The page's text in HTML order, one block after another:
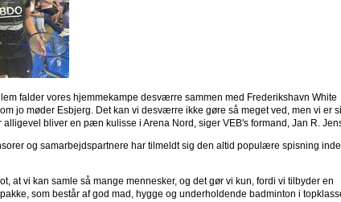
falder vores hjemmekampe desværre sammen med Frederikshavn White
jo møder Esbjerg. Det kan vi desværre ikke gøre så meget ved, men vi er
alligevel bliver en pæn kulisse i Arena Nord, siger VEB's formand, Jan R.
og samarbejdspartnere har tilmeldt sig den altid populære spisning
at vi kan samle så mange mennesker, og det gør vi kun, fordi vi tilbyder en
som består af god mad, hygge og underholdende badminton i